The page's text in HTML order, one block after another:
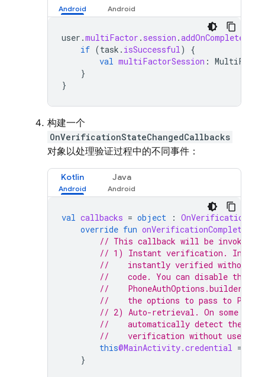
user .multiFactor . session .
if (task . isSuccessful)
{
val multiFactorSession :
}
}
构建一个
OnVerificationStateChangedCallbacks
对象以处理验证过程中的不同事件：
Kotlin Java
val callbacks = object :
override fun onVerificationCompleted
// This callback will be invoked
// 1) Instant verification. In some
//    instantly verified without
//    code. You can disable this
//
//    the options to pass to
// 2) Auto-retrieval. On some
//    automatically detect the
//    verification without user
this@MainActivity.credential =
}